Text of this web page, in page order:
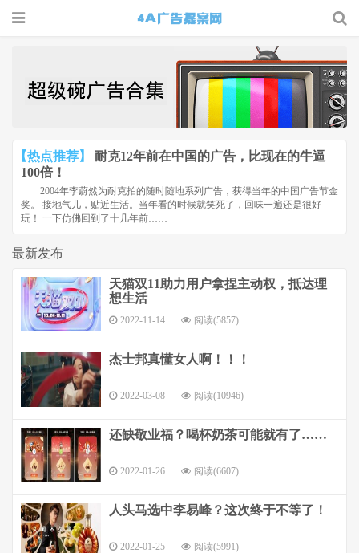
提案网 |
广告小报
| 广告圈
那点事
【热点推荐】
耐克12年前在中国的广告，比现在的牛逼
100倍！
2004年李蔚然为耐克拍的随时随地系列广告，获得当年的中国广告节金
奖。 接地气儿，贴近生活。当年看的时候就笑死了，回味一遍还是很好
玩！ 一下仿佛回到了十几年前……
最新发布
天猫双11助力用户拿捏主动权，抵达理
想生活
2022-11-14 阅读(5857)
杰士邦真懂女人啊！！！
2022-03-08 阅读(10946)
还缺敬业福？喝杯奶茶可能就有了……
2022-01-26 阅读(6607)
人头马选中李易峰？这次终于不等了！
2022-01-25 阅读(5991)